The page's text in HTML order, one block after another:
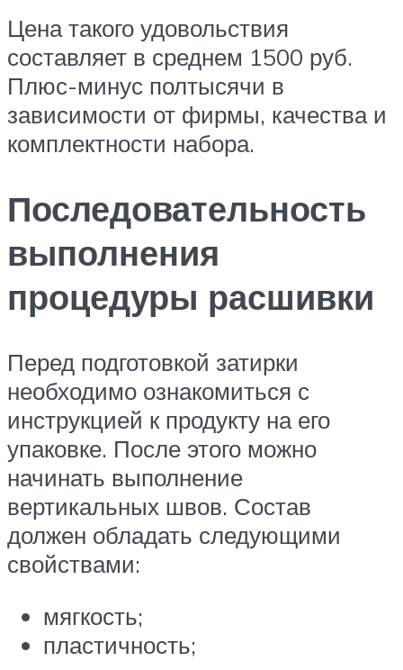
Цена такого удовольствия
составляет в среднем 1500 руб.
Плюс-минус полтысячи в
зависимости от фирмы, качества и
комплектности набора.
Последовательность
выполнения
процедуры расшивки
Перед подготовкой затирки
необходимо ознакомиться с
инструкцией к продукту на его
упаковке. После этого можно
начинать выполнение
вертикальных швов. Состав
должен обладать следующими
свойствами:
мягкость;
пластичность;